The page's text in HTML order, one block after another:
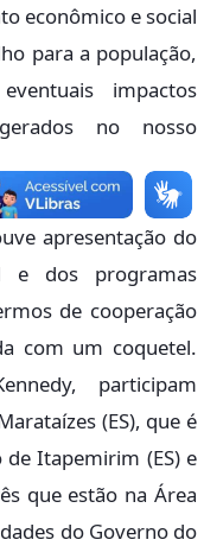
econômico e social
para a população,
impactos
no nosso
apresentação do
e dos programas
de cooperação
com um coquetel.
participam
(ES), que é
Itapemirim (ES) e
que estão na Área
do Governo do